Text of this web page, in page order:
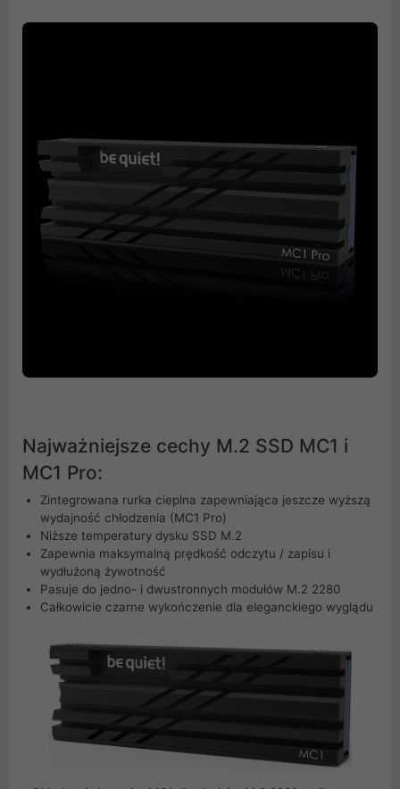
Najważniejsze cechy M.2 SSD MC1 i
MC1 Pro:
Zintegrowana rurka cieplna zapewniająca jeszcze wyższą
wydajność chłodzenia (MC1 Pro)
Niższe temperatury dysku SSD M.2
Zapewnia maksymalną prędkość odczytu / zapisu i
wydłużoną żywotność
Pasuje do jedno- i dwustronnych modułów M.2 2280
Całkowicie czarne wykończenie dla eleganckiego wyglądu